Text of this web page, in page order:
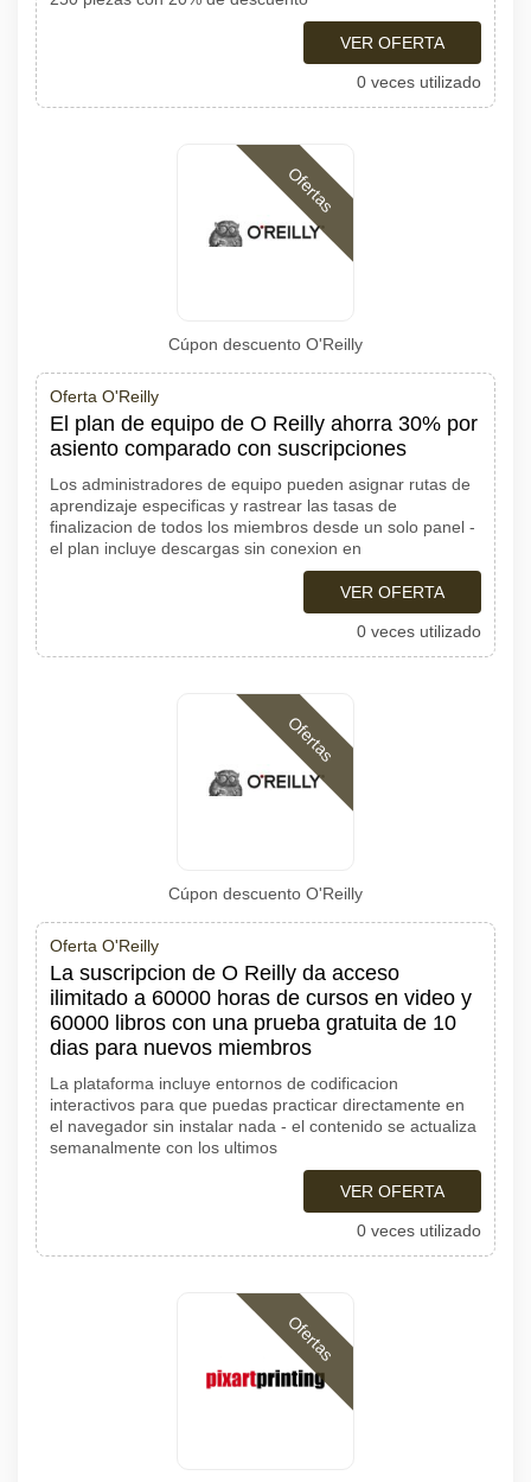
VER OFERTA
0 veces utilizado
Ofertas
Cúpon descuento O'Reilly
Oferta O'Reilly
El plan de equipo de O Reilly ahorra 30% por
asiento comparado con suscripciones
Los administradores de equipo pueden asignar rutas de
aprendizaje especificas y rastrear las tasas de
finalizacion de todos los miembros desde un solo panel -
el plan incluye descargas sin conexion en
VER OFERTA
0 veces utilizado
Ofertas
Cúpon descuento O'Reilly
Oferta O'Reilly
La suscripcion de O Reilly da acceso
ilimitado a 60000 horas de cursos en video y
60000 libros con una prueba gratuita de 10
dias para nuevos miembros
La plataforma incluye entornos de codificacion
interactivos para que puedas practicar directamente en
el navegador sin instalar nada - el contenido se actualiza
semanalmente con los ultimos
VER OFERTA
0 veces utilizado
Ofertas